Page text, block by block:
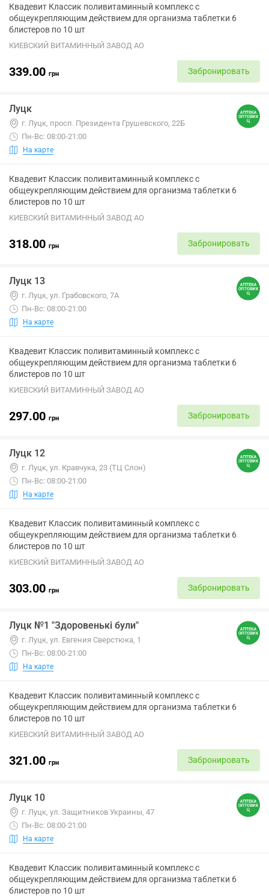
Квадевит Классик поливитаминный комплекс с
общеукрепляющим действием для организма таблетки 6
блистеров по 10 шт
КИЕВСКИЙ ВИТАМИННЫЙ ЗАВОД АО
339.00 грн Забронировать
Луцк
г. Луцк, просп. Президента Грушевского, 22Б
Пн-Вс: 08:00-21:00
На карте
Квадевит Классик поливитаминный комплекс с
общеукрепляющим действием для организма таблетки 6
блистеров по 10 шт
КИЕВСКИЙ ВИТАМИННЫЙ ЗАВОД АО
318.00 грн Забронировать
Луцк 13
г. Луцк, ул. Грабовского, 7А
Пн-Вс: 08:00-21:00
На карте
Квадевит Классик поливитаминный комплекс с
общеукрепляющим действием для организма таблетки 6
блистеров по 10 шт
КИЕВСКИЙ ВИТАМИННЫЙ ЗАВОД АО
297.00 грн Забронировать
Луцк 12
г. Луцк, ул. Кравчука, 23 (ТЦ Слон)
Пн-Вс: 08:00-21:00
На карте
Квадевит Классик поливитаминный комплекс с
общеукрепляющим действием для организма таблетки 6
блистеров по 10 шт
КИЕВСКИЙ ВИТАМИННЫЙ ЗАВОД АО
303.00 грн Забронировать
Луцк №1 "Здоровенькі були"
г. Луцк, ул. Евгения Сверстюка, 1
Пн-Вс: 08:00-21:00
На карте
Квадевит Классик поливитаминный комплекс с
общеукрепляющим действием для организма таблетки 6
блистеров по 10 шт
КИЕВСКИЙ ВИТАМИННЫЙ ЗАВОД АО
321.00 грн Забронировать
Луцк 10
г. Луцк, ул. Защитников Украины, 47
Пн-Вс: 08:00-21:00
На карте
Квадевит Классик поливитаминный комплекс с
общеукрепляющим действием для организма таблетки 6
блистеров по 10 шт